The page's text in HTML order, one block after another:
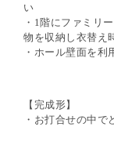
い
・ 1 階にファミリ
物を収納し衣替え
・ホール壁面を利
【完成形】
・お打合せの中で